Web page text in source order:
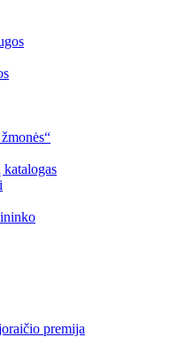
premija